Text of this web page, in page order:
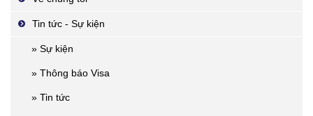
Tin tức - Sự kiện
» Sự kiện
» Thông báo Visa
» Tin tức